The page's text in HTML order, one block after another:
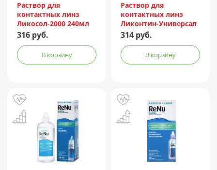
Раствор для
контактных линз
Ликосол-2000 240мл
316 руб.
В корзину
Раствор для
контактных линз
Ликонтин-Универсал
240мл
314 руб.
В корзину